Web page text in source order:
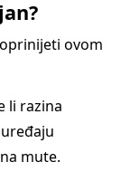
ovom
li razina
mute.